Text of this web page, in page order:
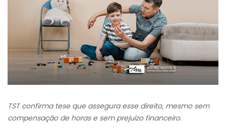
TST confirma tese que assegura esse direito, mesmo sem
compensação de horas e sem prejuízo financeiro.